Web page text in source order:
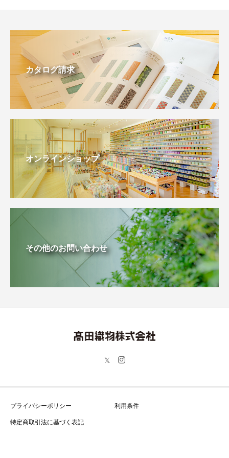
カタログ請求
オンラインショップ
その他のお問い合わせ
プライバシーポリシー
利用条件
特定商取引法に基づく表記